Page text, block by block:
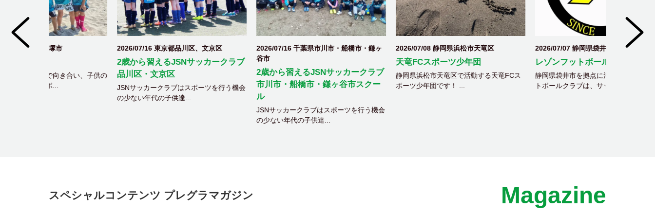
2026/07/16 東京都品川区、文京区
2歳から習えるJSNサッカークラブ
品川区・文京区
JSNサッカークラブはスポーツを行う機会
の少ない年代の子供達...
2026/07/16 千葉県市川市・船橋市・鎌ヶ
谷市
2歳から習えるJSNサッカークラブ
市川市・船橋市・鎌ヶ谷市スクー
JSNサッカークラブはスポーツを行う機会
の少ない年代の子供達...
2026/07/08 静岡県浜松市天竜区
天竜FCスポーツ少年団
静岡県浜松市天竜区で活動する天竜FCス
ポーツ少年団です！ ...
2026/07/07 静岡県袋井市
レゾンフットボールクラブ
静岡県袋井市を拠点に活動するレゾンフッ
トボールクラブは、サッ...
2026/06/29
スペシャルコンテンツ プレグラマガジン Magazine